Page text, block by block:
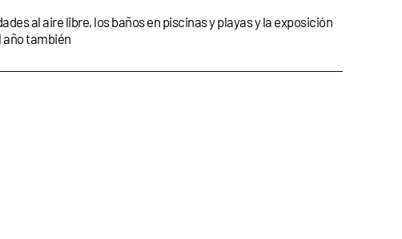
al aire libre, los baños en piscinas y playas y la exposición
año también